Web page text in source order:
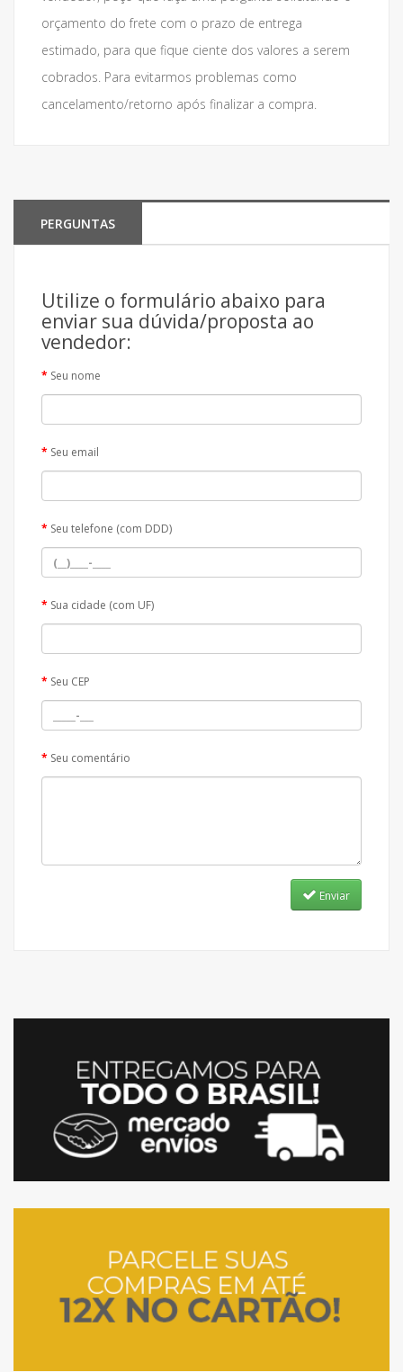
orçamento do frete com o prazo de entrega
estimado, para que fique ciente dos valores a serem
cobrados. Para evitarmos problemas como
cancelamento/retorno após finalizar a compra.
PERGUNTAS
Utilize o formulário abaixo para
enviar sua dúvida/proposta ao
vendedor:
Seu nome
Seu email
Seu telefone (com DDD)
Sua cidade (com UF)
Seu CEP
Seu comentário
Enviar